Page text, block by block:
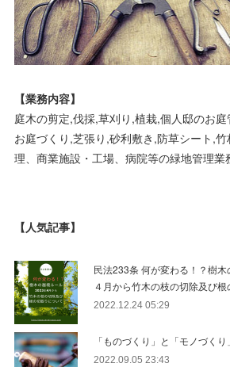
【業務内容】
庭木の剪定,伐採,草刈り,植栽,個人邸のお
お庭づくり,芝張り,砂利敷き,防草シート,
理、商業施設・工場、病院等の緑地管理
【人気記事】
民法233条 何が変わる！？樹
４月から竹木の枝の切除及び
2022.12.24 05:29
「ものづくり」と「モノづくり」
2022.09.05 23:43